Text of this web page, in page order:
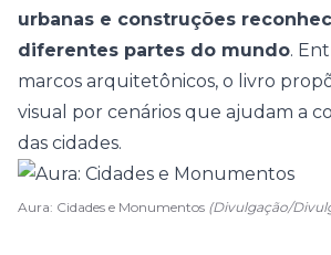
urbanas e construções
diferentes partes do mundo.
marcos arquitetônicos, o livro
visual por cenários que ajudam a
das cidades.
Aura: Cidades e Monumentos (Divulgação/